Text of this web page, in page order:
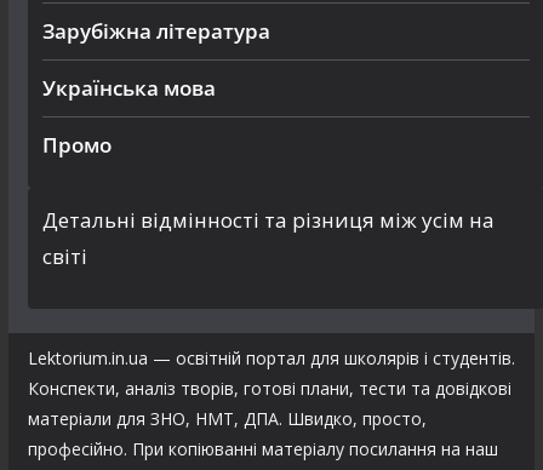
Зарубіжна література
Українська мова
Промо
Детальні відмінності та різниця між усім на
світі
Lektorium.in.ua — освітній портал для школярів і студентів.
Конспекти, аналіз творів, готові плани, тести та довідкові
матеріали для ЗНО, НМТ, ДПА. Швидко, просто,
професійно. При копіюванні матеріалу посилання на наш